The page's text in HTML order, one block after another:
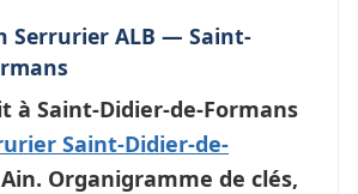
Serrurier ALB — Saint-
à Saint-Didier-de-Formans
Saint-Didier-de-
Organigramme de clés,